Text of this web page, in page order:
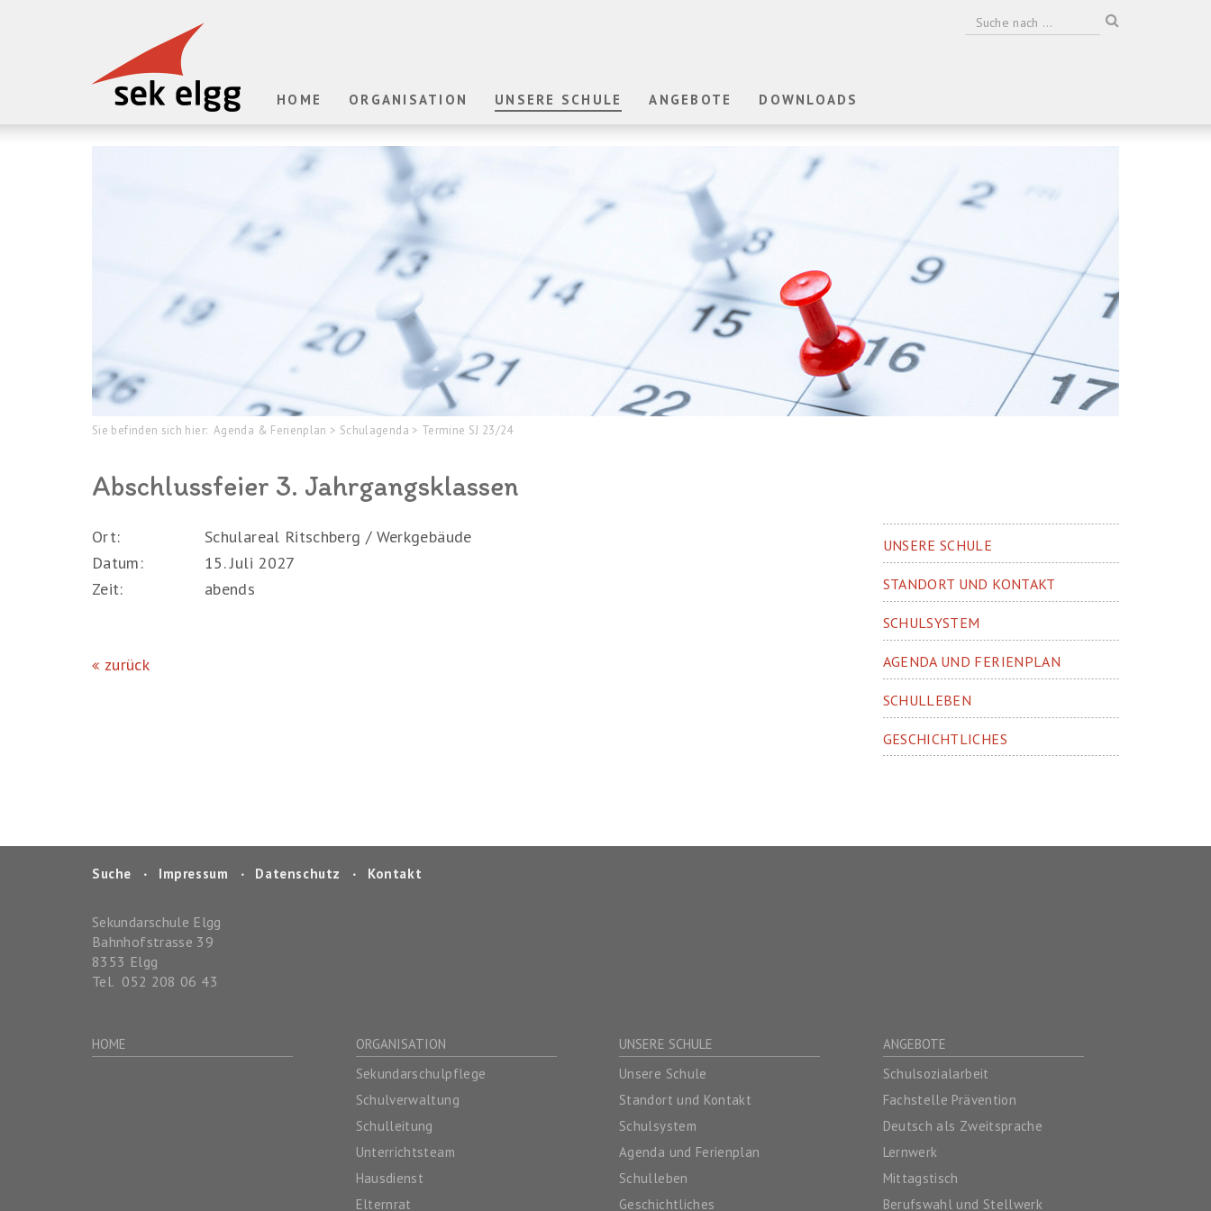
HOME ORGANISATION UNSERE SCHULE ANGEBOTE DOWNLOADS
Sie befinden sich hier: Agenda & Ferienplan > Schulagenda > Termine SJ 23/24
Abschlussfeier 3. Jahrgangsklassen
Ort:
Schulareal Ritschberg / Werkgebäude
Datum:
15. Juli 2027
Zeit:
abends
zurück
UNSERE SCHULE
STANDORT UND KONTAKT
SCHULSYSTEM
AGENDA UND FERIENPLAN
SCHULLEBEN
GESCHICHTLICHES
Suche ‧ Impressum ‧ Datenschutz ‧ Kontakt
Sekundarschule Elgg
Bahnhofstrasse 39
8353 Elgg
Tel. 052 208 06 43
HOME
ORGANISATION
Sekundarschulpflege
Schulverwaltung
Schulleitung
Unterrichtsteam
Hausdienst
Elternrat
UNSERE SCHULE
Unsere Schule
Standort und Kontakt
Schulsystem
Agenda und Ferienplan
Schulleben
Geschichtliches
ANGEBOTE
Schulsozialarbeit
Fachstelle Prävention
Deutsch als Zweitsprache
Lernwerk
Mittagstisch
Berufswahl und Stellwerk